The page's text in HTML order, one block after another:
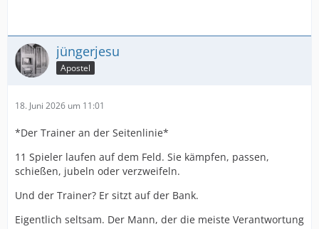
jüngerjesu
Apostel
18. Juni 2026 um 11:01
*Der Trainer an der Seitenlinie*
11 Spieler laufen auf dem Feld. Sie kämpfen, passen,
schießen, jubeln oder verzweifeln.
Und der Trainer? Er sitzt auf der Bank.
Eigentlich seltsam. Der Mann, der die meiste Verantwortung